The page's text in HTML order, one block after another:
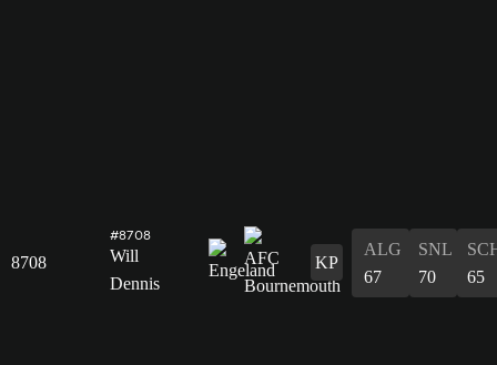
8708
#8708
Will
Dennis
KP
ALG
67
SNL
70
65